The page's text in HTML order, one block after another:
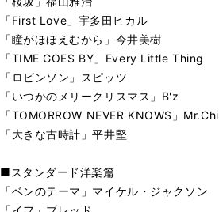
「First Love」宇多田ヒカル
「瞳がほほえむから」今井美樹
「TIME GOES BY」Every Little Thing
「ロビンソン」スピッツ
「いつかのメリークリスマス」B'z
「TOMORROW NEVER KNOWS」
「大きな古時計」平井堅
■スタンダード洋楽篇
「ベンのテーマ」マイケル・ジャクソン